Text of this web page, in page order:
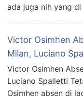
ada juga nih yang
Victor Osimhen
Milan, Luciano
Victor Osimhen
Luciano Spalletti
Osimhen absen di